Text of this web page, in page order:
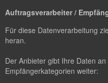
Auftragsverarbeiter /
Für diese Datenverarbeitung
heran.
Der Anbieter gibt Ihre Daten
Empfängerkategorien weiter: